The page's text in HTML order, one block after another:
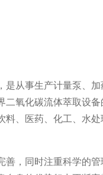
从事生产计量泵、
氧化碳流体萃取设
、医药、化工、水
，同时注重科学的管